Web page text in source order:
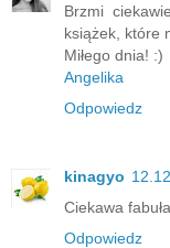
Brzmi
książek, które
Miłego dnia! :)
Angelika
Odpowiedz
kinagyo
Ciekawa
Odpowiedz